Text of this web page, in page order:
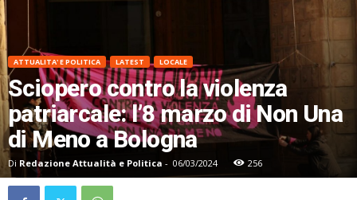
ATTUALITA' E POLITICA LATEST LOCALE
Sciopero contro la violenza
patriarcale: l’8 marzo di Non Una
di Meno a Bologna
Di Redazione Attualità e Politica - 06/03/2024 256